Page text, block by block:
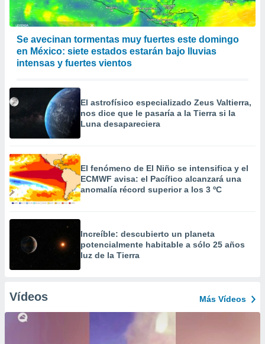
Se avecinan tormentas muy fuertes este domingo
en México: siete estados estarán bajo lluvias
intensas y fuertes vientos
El astrofísico especializado Zeus Valtierra,
nos dice que le pasaría a la Tierra si la
Luna desapareciera
El fenómeno de El Niño se intensifica y el
ECMWF avisa: el Pacífico alcanzará una
anomalía récord superior a los 3 ºC
Increíble: descubierto un planeta
potencialmente habitable a sólo 25 años
luz de la Tierra
Vídeos Más Vídeos